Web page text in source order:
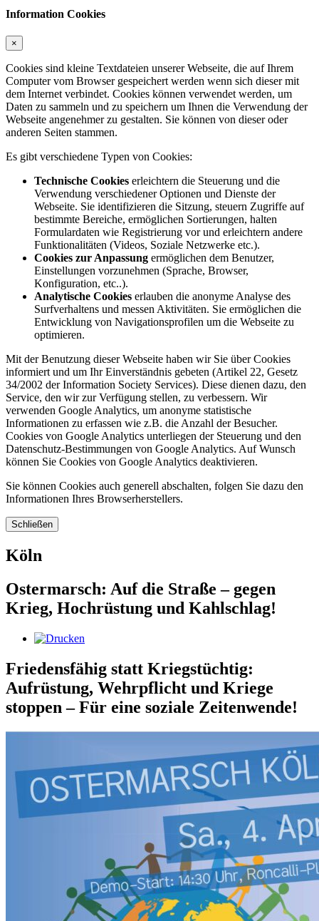
Information Cookies
×
Cookies sind kleine Textdateien unserer Webseite, die auf Ihrem
Computer vom Browser gespeichert werden wenn sich dieser mit
dem Internet verbindet. Cookies können verwendet werden, um
Daten zu sammeln und zu speichern um Ihnen die Verwendung der
Webseite angenehmer zu gestalten. Sie können von dieser oder
anderen Seiten stammen.
Es gibt verschiedene Typen von Cookies:
Technische Cookies erleichtern die Steuerung und die
Verwendung verschiedener Optionen und Dienste der
Webseite. Sie identifizieren die Sitzung, steuern Zugriffe auf
bestimmte Bereiche, ermöglichen Sortierungen, halten
Formulardaten wie Registrierung vor und erleichtern andere
Funktionalitäten (Videos, Soziale Netzwerke etc.).
Cookies zur Anpassung ermöglichen dem Benutzer,
Einstellungen vorzunehmen (Sprache, Browser,
Konfiguration, etc..).
Analytische Cookies erlauben die anonyme Analyse des
Surfverhaltens und messen Aktivitäten. Sie ermöglichen die
Entwicklung von Navigationsprofilen um die Webseite zu
optimieren.
Mit der Benutzung dieser Webseite haben wir Sie über Cookies
informiert und um Ihr Einverständnis gebeten (Artikel 22, Gesetz
34/2002 der Information Society Services). Diese dienen dazu, den
Service, den wir zur Verfügung stellen, zu verbessern. Wir
verwenden Google Analytics, um anonyme statistische
Informationen zu erfassen wie z.B. die Anzahl der Besucher.
Cookies von Google Analytics unterliegen der Steuerung und den
Datenschutz-Bestimmungen von Google Analytics. Auf Wunsch
können Sie Cookies von Google Analytics deaktivieren.
Sie können Cookies auch generell abschalten, folgen Sie dazu den
Informationen Ihres Browserherstellers.
Schließen
Köln
Ostermarsch: Auf die Straße – gegen
Krieg, Hochrüstung und Kahlschlag!
Friedensfähig statt Kriegstüchtig:
Aufrüstung, Wehrpflicht und Kriege
stoppen – Für eine soziale Zeitenwende!